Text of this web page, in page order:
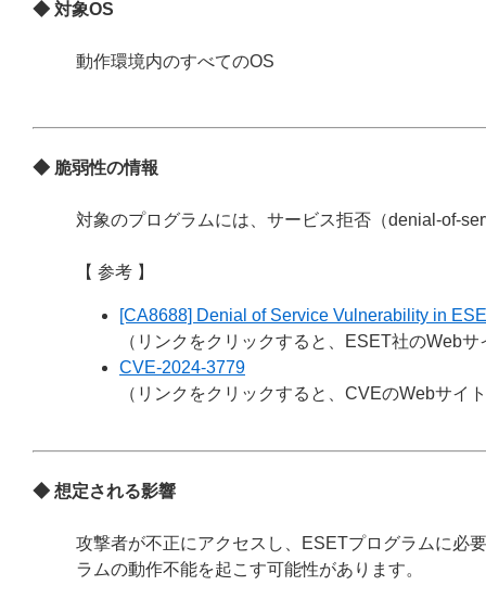
◆ 対象OS
動作環境内のすべてのOS
◆ 脆弱性の情報
対象のプログラムには、サービス拒否（denial-of-
【 参考 】
[CA8688] Denial of Service Vulnerability in
（リンクをクリックすると、ESET社のWeb
CVE-2024-3779
（リンクをクリックすると、CVEのWebサイ
◆ 想定される影響
攻撃者が不正にアクセスし、ESETプログラムに必
ラムの動作不能を起こす可能性があります。